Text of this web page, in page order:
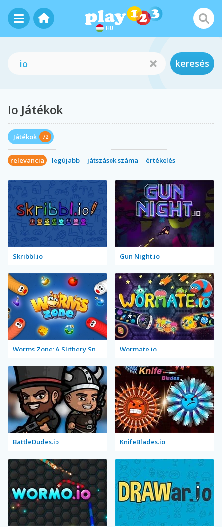
HU
keresés
Io Játékok
Játékok 72
relevancia legújabb játszások száma értékelés
Skribbl.io Gun Night.io
Worms Zone: A Slithery Snake Wormate.io
BattleDudes.io KnifeBlades.io